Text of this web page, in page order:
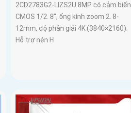
2CD2783G2-LIZS2U 8MP có cảm biến
CMOS 1/2. 8", ống kính zoom 2. 8-
12mm, độ phân giải 4K (3840×2160).
Hỗ trợ nén H